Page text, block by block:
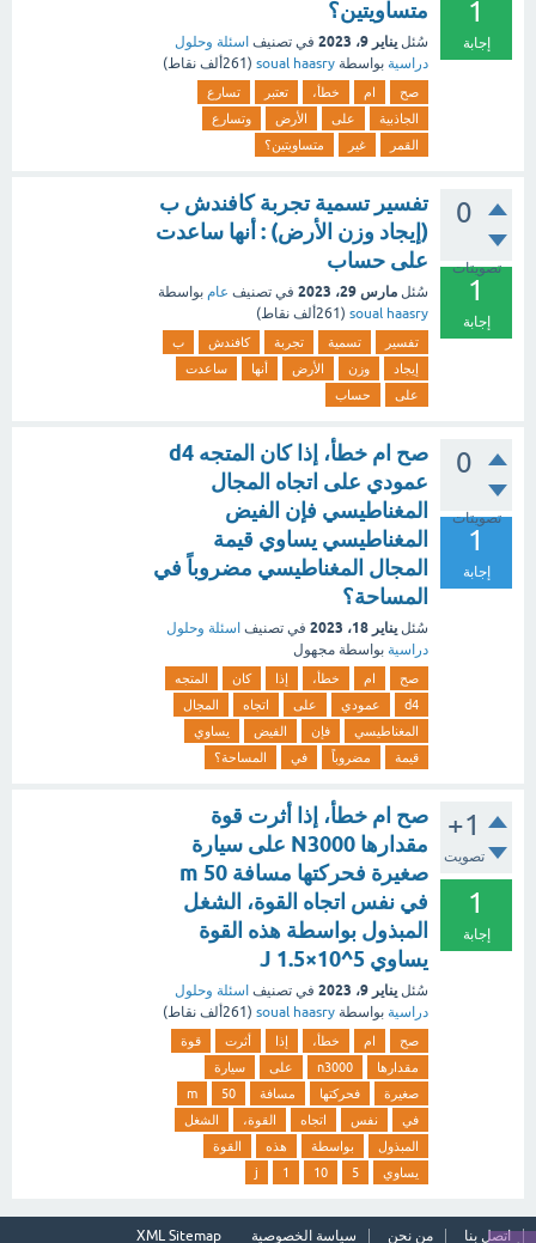
1
إجابة
متساويتين؟
سُئل يناير 9، 2023 في تصنيف اسئلة وحلول
دراسية بواسطة soual haasry
( 261ألف نقاط)
صح ام خطأ، تعتبر
تسارع
الجاذبية
على الأرض
وتسارع
القمر
غير متساويتين؟
0
تصويتات
1
إجابة
تفسير تسمية تجربة كافندش ب
(إيجاد وزن الأرض) : أنها ساعدت
على حساب
سُئل مارس 29، 2023 في تصنيف عام بواسطة
soual haasry
( 261ألف نقاط)
تفسير تسمية تجربة كافندش
ب
إيجاد
وزن الأرض أنها
ساعدت
على
حساب
0
تصويتات
1
إجابة
صح ام خطأ، إذا كان المتجه d4
عمودي على اتجاه المجال
المغناطيسي فإن الفيض
المغناطيسي يساوي قيمة
المجال المغناطيسي مضروباً في
المساحة؟
سُئل يناير 18، 2023 في تصنيف اسئلة وحلول
دراسية بواسطة مجهول
صح ام خطأ، إذا كان
المتجه
d4
عمودي على اتجاه
المجال
المغناطيسي
فإن الفيض
يساوي
قيمة
مضروباً في المساحة؟
+1
تصويت
1
إجابة
صح ام خطأ، إذا أثرت قوة
مقدارها N3000 على سيارة
صغيرة فحركتها مسافة 50 m
في نفس اتجاه القوة، الشغل
المبذول بواسطة هذه القوة
يساوي 5^10×1.5 J
سُئل يناير 9، 2023 في تصنيف اسئلة وحلول
دراسية بواسطة soual haasry
( 261ألف نقاط)
صح ام خطأ، إذا أثرت
قوة
مقدارها
n3000 على
سيارة
صغيرة
فحركتها مسافة 50
m
في
نفس اتجاه القوة،
الشغل
المبذول
بواسطة هذه
القوة
يساوي
5
10
1
j
اتصل بنا من نحن سياسة الخصوصية XML Sitemap